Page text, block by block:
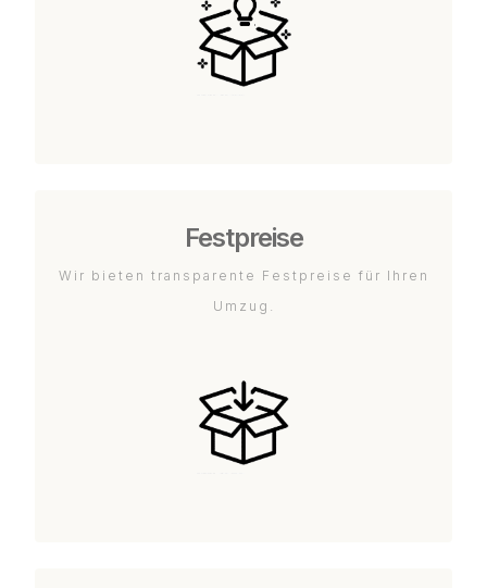
Festpreise
Wir bieten transparente Festpreise für Ihren
Umzug.